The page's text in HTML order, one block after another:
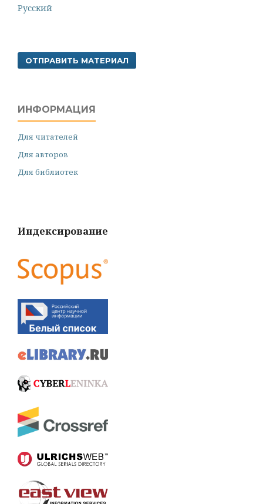
Русский
ОТПРАВИТЬ МАТЕРИАЛ
ИНФОРМАЦИЯ
Для читателей
Для авторов
Для библиотек
Индексирование